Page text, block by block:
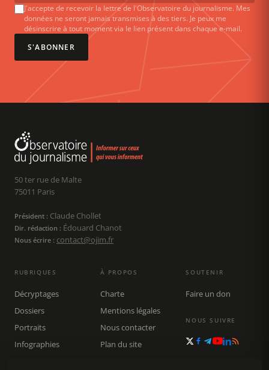
J'accepte de recevoir la lettre de l'Observatoire du journalisme. Mes
données ne seront jamais transmises à des tiers. Je peux me
désinscrire à tout moment via le lien présent dans chaque e-mail.
S'ABONNER
50 ter rue de Malte
75011 Paris
Président : Claude Chollet
Dir. rédaction : Édouard Chanot
Nous écrire : contact@ojim.fr
RUBRIQUES
Décryptages
Dossiers
Portraits
Infographies
À PROPOS
Charte
Mentions légales
Nous contacter
Plan du site
SOUTENIR
Faire un don
NOUS SUIVRE